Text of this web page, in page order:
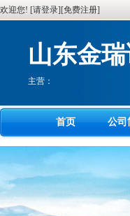
欢迎您! [请登录][免费注册]
山东金
主营：
首页 公司